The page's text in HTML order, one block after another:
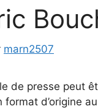
marn2507
de presse peut
format d’origine